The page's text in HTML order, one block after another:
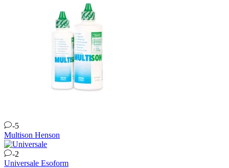
-5
Multison Henson
-2
Universale Esoform